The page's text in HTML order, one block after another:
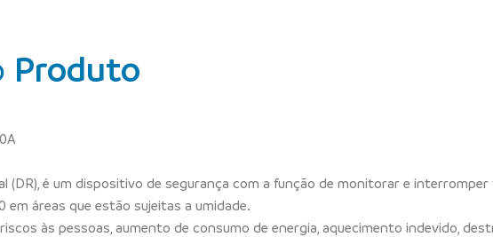
Produto
(DR), é um dispositivo de segurança com a função de monitorar e
em áreas que estão sujeitas a umidade.
às pessoas, aumento de consumo de energia, aquecimento indevido,